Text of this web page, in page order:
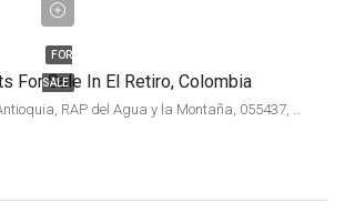
FOR
SALE
For Sale In El Retiro, Colombia